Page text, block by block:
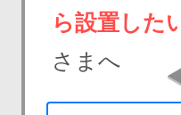
ら設置した
さまへ